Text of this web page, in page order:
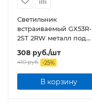
Светильник
встраиваемый GX53R-
2ST 2RW металл под
лампу GX53 230В
поворотный двойной
белый
308 руб./шт
410руб. -25%
В корзину